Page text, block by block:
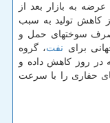
به بازار بعد از
کاهش تولید به سبب
بیماری کووید ۱۹ روی مصرف سوختهای حمل و
برای نفت، گروه
۱۰ میلیون بشکه در روز کاهش داده و
حفاری را با سرعت